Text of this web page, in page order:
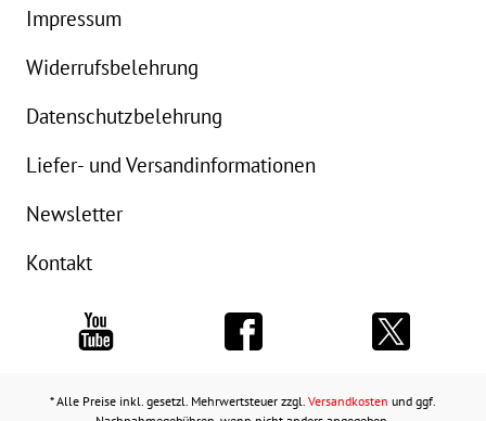
Impressum
Widerrufsbelehrung
Datenschutzbelehrung
Liefer- und Versandinformationen
Newsletter
Kontakt
* Alle Preise inkl. gesetzl. Mehrwertsteuer zzgl. Versandkosten und ggf.